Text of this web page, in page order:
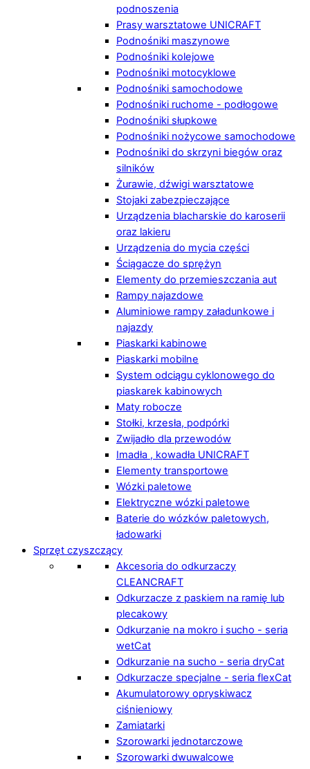
podnoszenia
Prasy warsztatowe UNICRAFT
Podnośniki maszynowe
Podnośniki kolejowe
Podnośniki motocyklowe
Podnośniki samochodowe
Podnośniki ruchome - podłogowe
Podnośniki słupkowe
Podnośniki nożycowe samochodowe
Podnośniki do skrzyni biegów oraz
silników
Żurawie, dźwigi warsztatowe
Stojaki zabezpieczające
Urządzenia blacharskie do karoserii
oraz lakieru
Urządzenia do mycia części
Ściągacze do sprężyn
Elementy do przemieszczania aut
Rampy najazdowe
Aluminiowe rampy załadunkowe i
najazdy
Piaskarki kabinowe
Piaskarki mobilne
System odciągu cyklonowego do
piaskarek kabinowych
Maty robocze
Stołki, krzesła, podpórki
Zwijadło dla przewodów
Imadła , kowadła UNICRAFT
Elementy transportowe
Wózki paletowe
Elektryczne wózki paletowe
Baterie do wózków paletowych,
ładowarki
Sprzęt czyszczący
Akcesoria do odkurzaczy
CLEANCRAFT
Odkurzacze z paskiem na ramię lub
plecakowy
Odkurzanie na mokro i sucho - seria
wetCat
Odkurzanie na sucho - seria dryCat
Odkurzacze specjalne - seria flexCat
Akumulatorowy opryskiwacz
ciśnieniowy
Zamiatarki
Szorowarki jednotarczowe
Szorowarki dwuwalcowe